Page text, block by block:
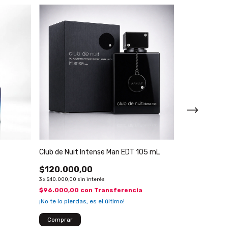
Club de Nuit Intense Man EDT 105 mL
$120.000,00
3x $40.000,00 sin interés
$96.000,00 con Transferencia
¡No te lo pierdas, es el último!